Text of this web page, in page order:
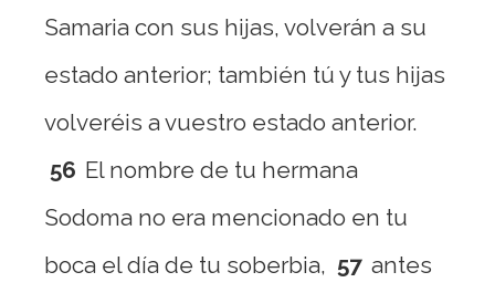
Samaria con sus hijas, volverán a su
estado anterior; también tú y tus hijas
volveréis a vuestro estado anterior.
56 El nombre de tu hermana
Sodoma no era mencionado en tu
boca el día de tu soberbia, 57 antes